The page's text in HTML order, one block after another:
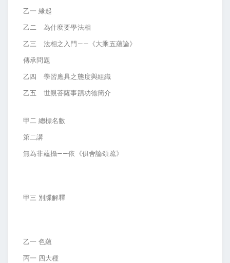
乙一 緣起
乙二 為什麼要學法相
乙三 法相之入門——《大乘五蘊論》
傳承問題
乙四 學習應具之態度與組織
乙五 世親菩薩事蹟功德簡介
甲二 總標名數
第二講
無為非蘊攝——依《俱舍論頌疏》
甲三 別牒解釋
乙一 色蘊
丙一 四大種